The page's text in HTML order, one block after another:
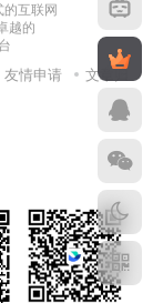
的互联网
越的
友情申请
文章归